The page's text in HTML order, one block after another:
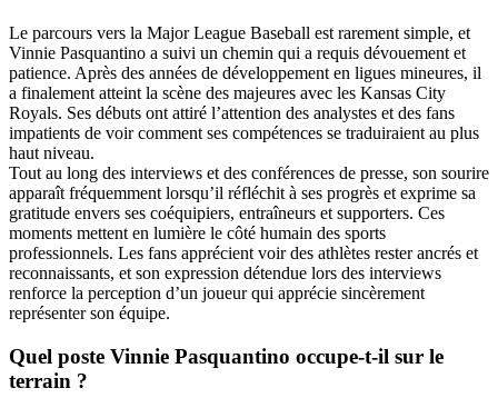
Le parcours vers la Major League Baseball est rarement simple, et
Vinnie Pasquantino a suivi un chemin qui a requis dévouement et
patience. Après des années de développement en ligues mineures, il
a finalement atteint la scène des majeures avec les Kansas City
Royals. Ses débuts ont attiré l’attention des analystes et des fans
impatients de voir comment ses compétences se traduiraient au plus
haut niveau.
Tout au long des interviews et des conférences de presse, son sourire
apparaît fréquemment lorsqu’il réfléchit à ses progrès et exprime sa
gratitude envers ses coéquipiers, entraîneurs et supporters. Ces
moments mettent en lumière le côté humain des sports
professionnels. Les fans apprécient voir des athlètes rester ancrés et
reconnaissants, et son expression détendue lors des interviews
renforce la perception d’un joueur qui apprécie sincèrement
représenter son équipe.
Quel poste Vinnie Pasquantino occupe-t-il sur le
terrain ?